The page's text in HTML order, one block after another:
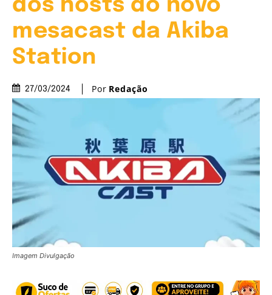
dos hosts do novo
mesacast da Akiba
Station
27/03/2024 Por Redação
Imagem Divulgação